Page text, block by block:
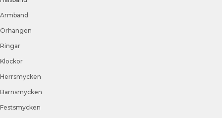
Armband
Örhängen
Ringar
Klockor
Herrsmycken
Barnsmycken
Festsmycken